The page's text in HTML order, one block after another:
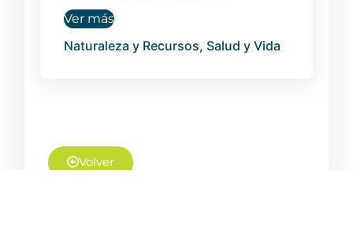
Ver más
Naturaleza y Recursos, Salud y Vida
Volver